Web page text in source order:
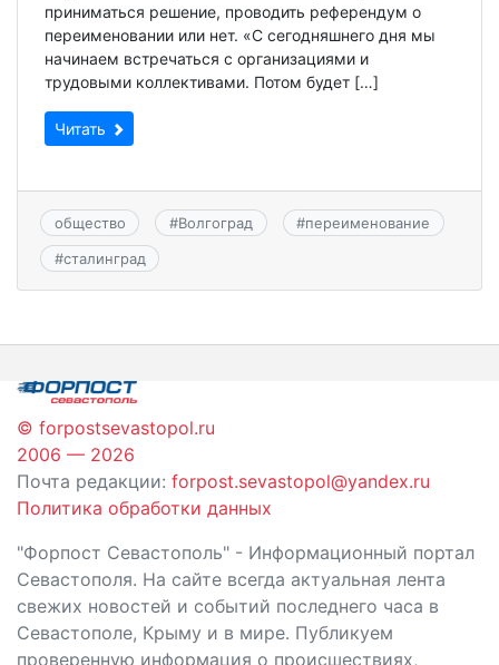
приниматься решение, проводить референдум о
переименовании или нет. «С сегодняшнего дня мы
начинаем встречаться с организациями и
трудовыми коллективами. Потом будет […]
Читать
общество #Волгоград #переименование
#сталинград
© forpostsevastopol.ru
2006 — 2026
Почта редакции: forpost.sevastopol@yandex.ru
Политика обработки данных
"Форпост Севастополь" - Информационный портал
Севастополя. На сайте всегда актуальная лента
свежих новостей и событий последнего часа в
Севастополе, Крыму и в мире. Публикуем
проверенную информация о происшествиях,